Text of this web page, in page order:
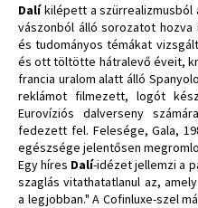
Dalíkilépett a szürrealizmusból
vászonból álló sorozatot
és tudományos témákat
és ott töltötte hátralevő éveit,
francia uralom alatt álló
reklámot filmezett, logót
Eurovíziós dalverseny
fedezett fel. Felesége, Gala,
egészsége jelentősen
Egy híres Dalí-idézet jellemzi a
szaglás vitathatatlanul az,
a legjobban." A Cofinluxe-szel